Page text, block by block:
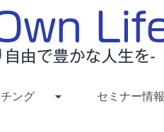
ング セミナー情報